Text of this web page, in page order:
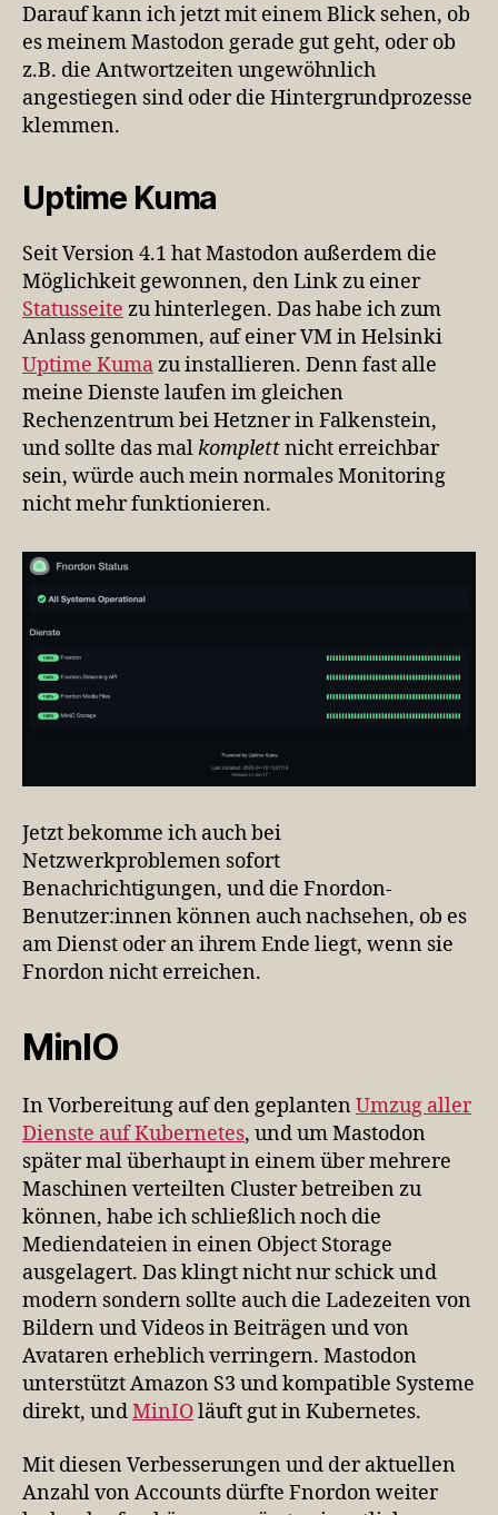
Darauf kann ich jetzt mit einem Blick sehen, ob
es meinem Mastodon gerade gut geht, oder ob
z.B. die Antwortzeiten ungewöhnlich
angestiegen sind oder die Hintergrundprozesse
klemmen.
Uptime Kuma
Seit Version 4.1 hat Mastodon außerdem die
Möglichkeit gewonnen, den Link zu einer
Statusseite zu hinterlegen. Das habe ich zum
Anlass genommen, auf einer VM in Helsinki
Uptime Kumazu installieren. Denn fast alle
meine Dienste laufen im gleichen
Rechenzentrum bei Hetzner in Falkenstein,
und sollte das mal komplettnicht erreichbar
sein, würde auch mein normales Monitoring
nicht mehr funktionieren.
Jetzt bekomme ich auch bei
Netzwerkproblemen sofort
Benachrichtigungen, und die Fnordon-
Benutzer:innen können auch nachsehen, ob es
am Dienst oder an ihrem Ende liegt, wenn sie
Fnordon nicht erreichen.
MinIO
In Vorbereitung auf den geplanten Umzug aller
Dienste auf Kubernetes, und um Mastodon
später mal überhaupt in einem über mehrere
Maschinen verteilten Cluster betreiben zu
können, habe ich schließlich noch die
Mediendateien in einen Object Storage
ausgelagert. Das klingt nicht nur schick und
modern sondern sollte auch die Ladezeiten von
Bildern und Videos in Beiträgen und von
Avataren erheblich verringern. Mastodon
unterstützt Amazon S3 und kompatible Systeme
direkt, undMinIOläuft gut in Kubernetes.
Mit diesen Verbesserungen und der aktuellen
Anzahl von Accounts dürfte Fnordon weiter